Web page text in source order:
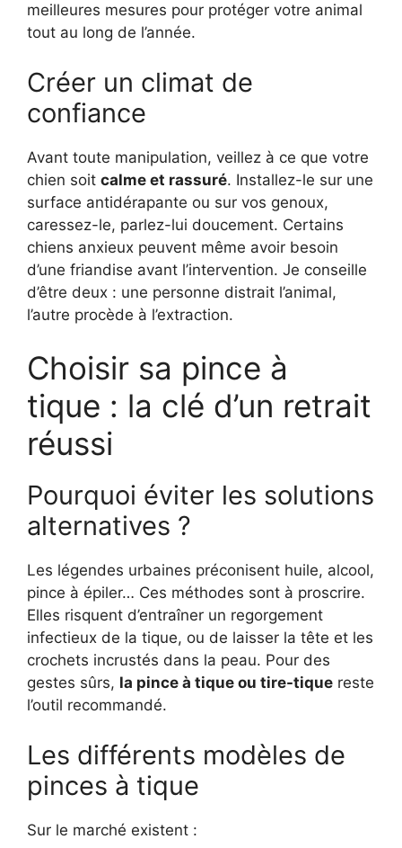
meilleures mesures pour protéger votre animal
tout au long de l’année.
Créer un climat de
confiance
Avant toute manipulation, veillez à ce que votre
chien soit calme et rassuré. Installez-le sur une
surface antidérapante ou sur vos genoux,
caressez-le, parlez-lui doucement. Certains
chiens anxieux peuvent même avoir besoin
d’une friandise avant l’intervention. Je conseille
d’être deux : une personne distrait l’animal,
l’autre procède à l’extraction.
Choisir sa pince à
tique : la clé d’un retrait
réussi
Pourquoi éviter les solutions
alternatives ?
Les légendes urbaines préconisent huile, alcool,
pince à épiler… Ces méthodes sont à proscrire.
Elles risquent d’entraîner un regorgement
infectieux de la tique, ou de laisser la tête et les
crochets incrustés dans la peau. Pour des
gestes sûrs, la pince à tique ou tire-tique reste
l’outil recommandé.
Les différents modèles de
pinces à tique
Sur le marché existent :